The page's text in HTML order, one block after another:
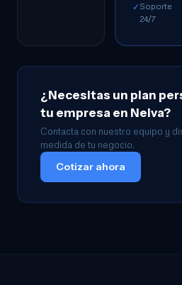
✓ Soporte
24/7
¿Necesitas un plan
tu empresa en Neiva?
Contacta con nuestro equipo y
medida de tu negocio.
Cotizar ahora